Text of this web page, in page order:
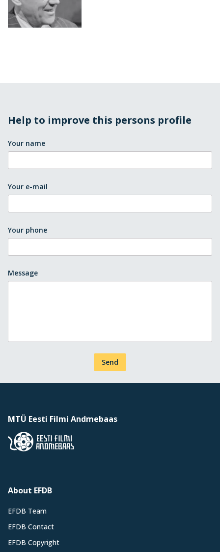
Help to improve this persons profile
Your name
Your e-mail
Your phone
Message
Send
MTÜ Eesti Filmi Andmebaas
About EFDB
EFDB Team
EFDB Contact
EFDB Copyright